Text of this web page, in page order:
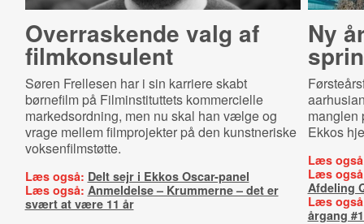
Overraskende valg af
filmkonsulent
Søren Frellesen har i sin karriere skabt
børnefilm på Filminstituttets kommercielle
markedsordning, men nu skal han vælge og
vrage mellem filmprojekter på den kunstneriske
voksenfilmstøtte.
Læs også: Delt sejr i Ekkos Oscar-panel
Læs også: Anmeldelse – Krummerne – det er
svært at være 11 år
Ny
manglen
Ekkos
Læs
Læs
Afdeling
Læs
årgang